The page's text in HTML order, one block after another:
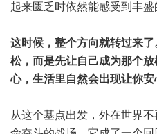
起来匮乏时依然能感受到丰盛
这时候，整个方向就转过来
松，而是先让自己成为那个
心，生活里自然会出现让你安
从这个基点出发，外在世界